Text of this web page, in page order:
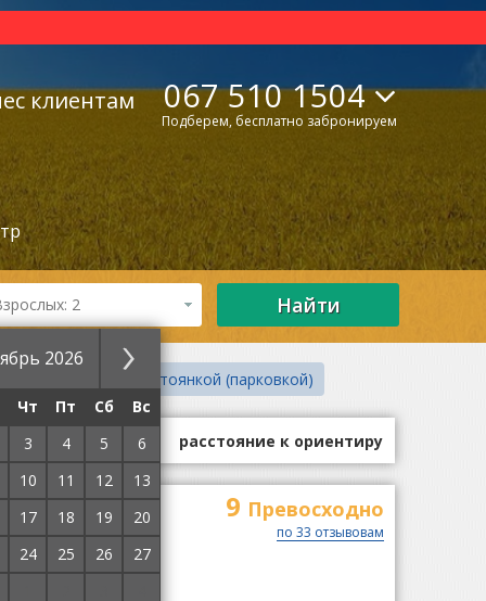
клиентам 067 510 1504
Подберем, бесплатно забронируем
2026
Чт Пт Сб
Вс
3
4 5
6
10
11 12
13
17
18 19
20
24
25 26
27
2 Найти
C автостоянкой (парковкой)
оценки гостей расстояние к ориентиру
9 Превосходно
по 33 отзывовам